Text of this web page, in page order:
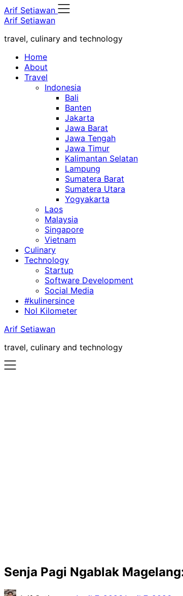
Skip
to
Arif Setiawan
Arif Setiawan
travel, culinary and technology
Home
About
Travel
Indonesia
Bali
Banten
Jakarta
Jawa Barat
Jawa Tengah
Jawa Timur
Kalimantan Selatan
Lampung
Sumatera Barat
Sumatera Utara
Yogyakarta
Laos
Malaysia
Singapore
Vietnam
Culinary
Technology
Startup
Software Development
Social Media
#kulinersince
Nol Kilometer
Arif Setiawan
travel, culinary and technology
Senja Pagi Ngablak